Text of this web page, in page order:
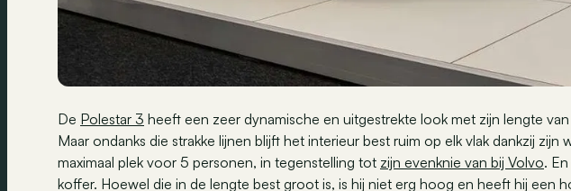
De Polestar 3 heeft een zeer dynamische en uitgestrekte look met zijn lengte
Maar ondanks die strakke lijnen blijft het interieur best ruim op elk vlak dankzij zijn
maximaal plek voor 5 personen, in tegenstelling tot zijn evenknie van bij Volvo.
koffer. Hoewel die in de lengte best groot is, is hij niet erg hoog en heeft hij een